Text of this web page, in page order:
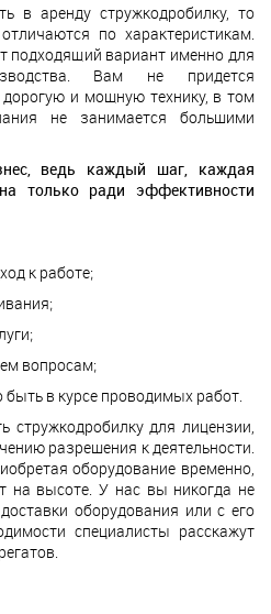
в аренду стружкодробилку, то
по характеристикам.
подходящий вариант именно для
Вам не придется
и мощную технику, в том
не занимается большими
ведь каждый шаг, каждая
только ради эффективности
к работе;
вопросам;
в курсе проводимых работ.
стружкодробилку для лицензии,
разрешения к деятельности.
оборудование временно,
на высоте. У нас вы никогда не
оборудования или с его
специалисты расскажут